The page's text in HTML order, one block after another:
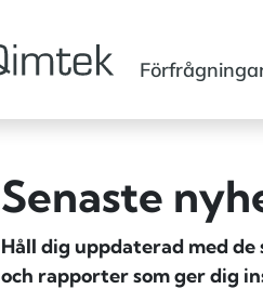
Senaste
Håll dig uppdaterad med
och rapporter som ger dig